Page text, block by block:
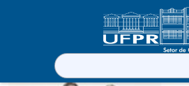
Pesquisar
por: